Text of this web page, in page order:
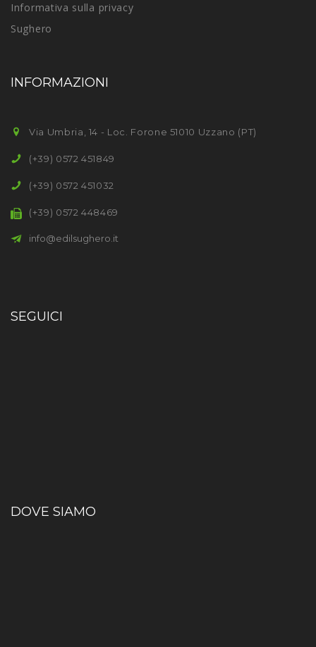
Informativa sulla privacy
Sughero
INFORMAZIONI
Via Umbria, 14 - Loc. Forone 51010 Uzzano (PT)
(+39) 0572 451849
(+39) 0572 451032
(+39) 0572 448469
info@edilsughero.it
SEGUICI
DOVE SIAMO